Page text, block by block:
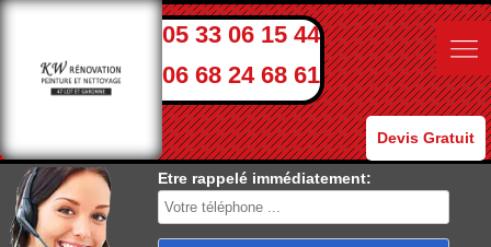
05 33 06 15 44
06 68 24 68 61
Devis Gratuit
Etre rappelé immédiatement: